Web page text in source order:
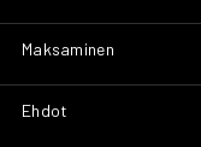
Maksaminen
Ehdot